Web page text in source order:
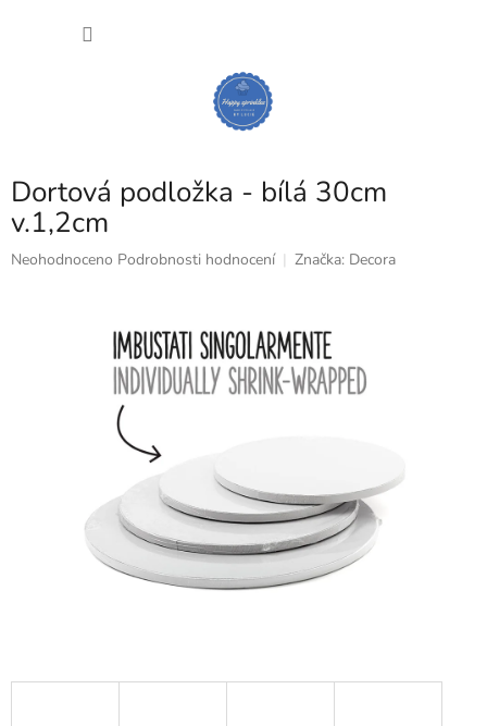
Dortová podložka - bílá 30cm
v.1,2cm
Průměrné
Neohodnoceno Podrobnosti hodnocení Značka: Decora